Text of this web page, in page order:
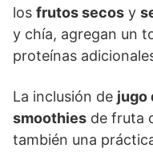
los frutos secos y
y chía, agregan un
proteínas
La inclusión de jugo
smoothies de fruta
también una